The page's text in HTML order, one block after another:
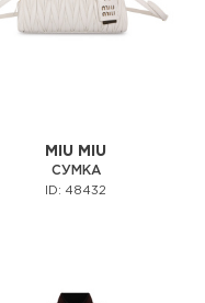
MIU MIU
СУМКА
ID: 48432